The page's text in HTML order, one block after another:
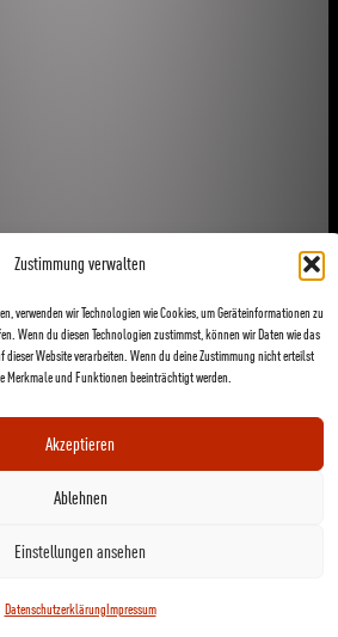
Zustimmung verwalten
verwenden wir Technologien wie Cookies, um Geräteinformationen zu
Wenn du diesen Technologien zustimmst, können wir Daten wie das
Website verarbeiten. Wenn du deine Zustimmung nicht erteilst
Merkmale und Funktionen beeinträchtigt werden.
Akzeptieren
Ablehnen
Einstellungen ansehen
DatenschutzerklärungImpressum